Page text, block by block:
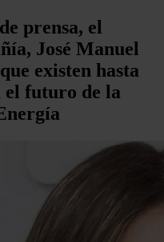
prensa, el
José Manuel
existen hasta
futuro de la